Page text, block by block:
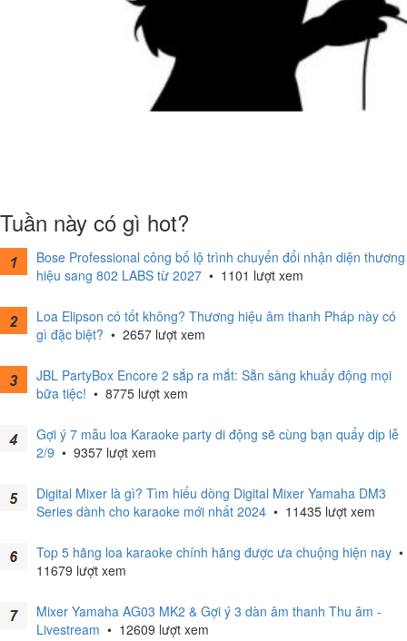
Tuần này có gì hot?
Bose Professional công bố lộ trình chuyển đổi nhận diện thương
hiệu sang 802 LABS từ 2027 • 1101 lượt xem
Loa Elipson có tốt không? Thương hiệu âm thanh Pháp này có
gì đặc biệt? • 2657 lượt xem
JBL PartyBox Encore 2 sắp ra mắt: Sẵn sàng khuấy động mọi
bữa tiệc! • 8775 lượt xem
Gợi ý 7 mẫu loa Karaoke party di động sẽ cùng bạn quẩy dịp lễ
2/9 • 9357 lượt xem
Digital Mixer là gì? Tìm hiểu dòng Digital Mixer Yamaha DM3
Series dành cho karaoke mới nhất 2024 • 11435 lượt xem
Top 5 hãng loa karaoke chính hãng được ưa chuộng hiện nay •
11679 lượt xem
Mixer Yamaha AG03 MK2 & Gợi ý 3 dàn âm thanh Thu âm -
Livestream • 12609 lượt xem